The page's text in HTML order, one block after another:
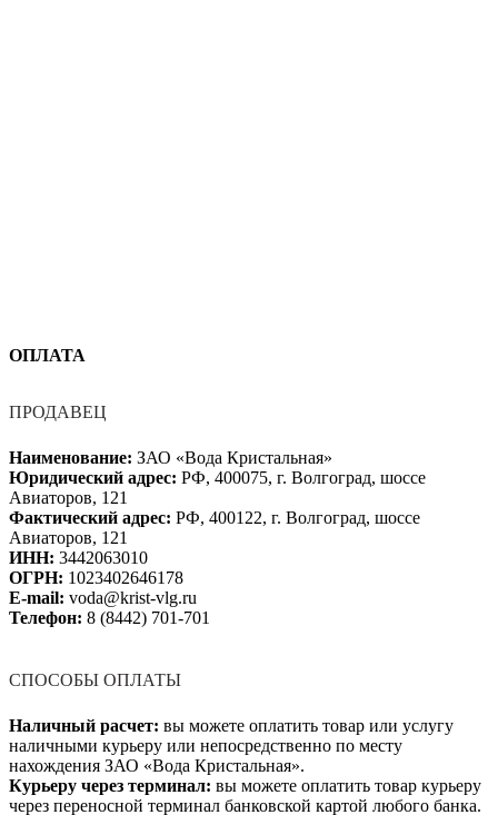
ОПЛАТА
ПРОДАВЕЦ
Наименование: ЗАО «Вода Кристальная»
Юридический адрес: РФ, 400075, г. Волгоград, шоссе
Авиаторов, 121
Фактический адрес: РФ, 400122, г. Волгоград, шоссе
Авиаторов, 121
ИНН: 3442063010
ОГРН: 1023402646178
E-mail: voda@krist-vlg.ru
Телефон: 8 (8442) 701-701
СПОСОБЫ ОПЛАТЫ
Наличный расчет: вы можете оплатить товар или услугу
наличными курьеру или непосредственно по месту
нахождения ЗАО «Вода Кристальная».
Курьеру через терминал: вы можете оплатить товар курьеру
через переносной терминал банковской картой любого банка.